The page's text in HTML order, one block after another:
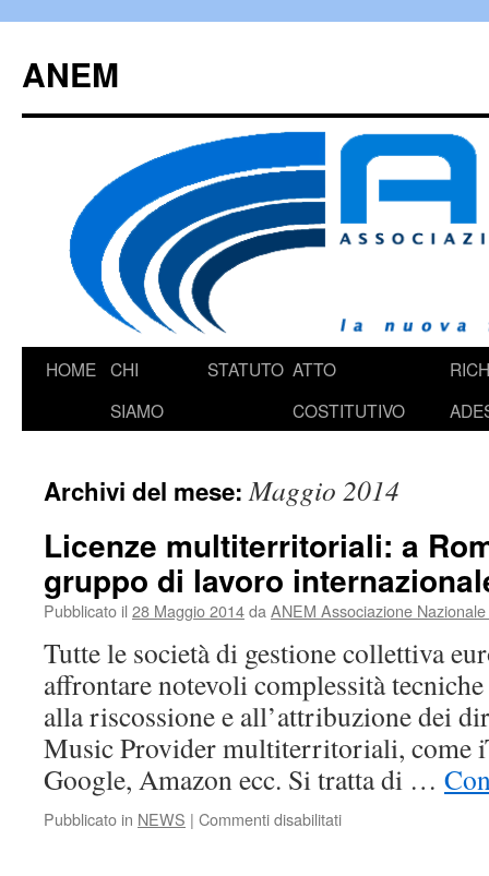
contenuto
ANEM
HOME CHI
SIAMO
STATUTO ATTO
COSTITUTIVO
Archivi del mese:Maggio 2014
Licenze multiterritoriali: a
gruppo di lavoro
Pubblicato il 28 Maggio 2014da ANEM Associazione
Tutte le società di gestione collettiva
affrontare notevoli complessità
alla riscossione e all’attribuzione dei
Music Provider multiterritoriali, come
Google, Amazon ecc. Si tratta di …
Pubblicato in NEWS | Commenti disabilitatisu